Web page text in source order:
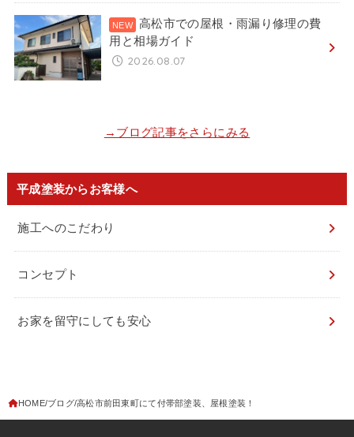
高松市での屋根・雨漏り修理の費
用と相場ガイド
2026.08.07
→ブログ記事をさらにみる
平成塗装からお客様へ
施工へのこだわり
コンセプト
お家を留守にしても安心
HOME ブログ 高松市前田東町にて付帯部塗装、屋根塗装！